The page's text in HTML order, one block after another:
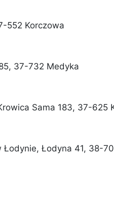
552 Korczowa
37-732 Medyka
Sama 183, 37-625
Łodynie, Łodyna 41, 38-